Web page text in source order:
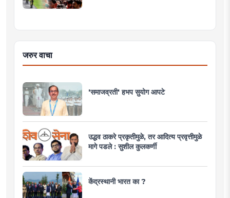
जरुर वाचा
'समाजव्रती' हभप सुयोग आपटे
उद्धव ठाकरे प्रकृतीमुळे, तर आदित्य प्रवृत्तीमुळे
मागे पडले : सुशील कुलकर्णी
केंद्रस्थानी भारत का ?